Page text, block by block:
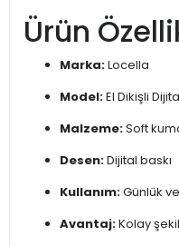
Ürün
Marka:Locella
Model:El Dikişli
Malzeme:Soft
Desen:Dijital baskı
Kullanım:Günlük
Avantaj:Kolay